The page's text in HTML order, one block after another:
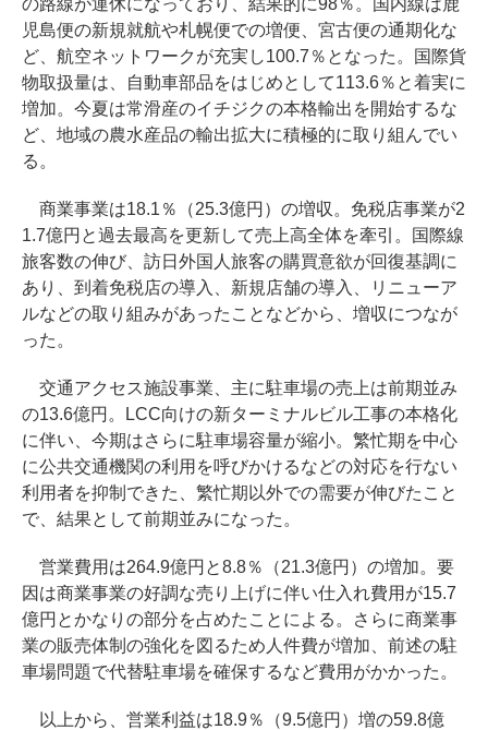
児島便の新規就航や札幌便での増便、宮古便の通期化な
ど、航空ネットワークが充実し100.7％となった。国際貨
物取扱量は、自動車部品をはじめとして113.6％と着実に
増加。今夏は常滑産のイチジクの本格輸出を開始するな
ど、地域の農水産品の輸出拡大に積極的に取り組んでい
る。
商業事業は18.1％（25.3億円）の増収。免税店事業が2
1.7億円と過去最高を更新して売上高全体を牽引。国際線
旅客数の伸び、訪日外国人旅客の購買意欲が回復基調に
あり、到着免税店の導入、新規店舗の導入、リニューア
ルなどの取り組みがあったことなどから、増収につなが
った。
交通アクセス施設事業、主に駐車場の売上は前期並み
の13.6億円。LCC向けの新ターミナルビル工事の本格化
に伴い、今期はさらに駐車場容量が縮小。繁忙期を中心
に公共交通機関の利用を呼びかけるなどの対応を行ない
利用者を抑制できた、繁忙期以外での需要が伸びたこと
で、結果として前期並みになった。
営業費用は264.9億円と8.8％（21.3億円）の増加。要
因は商業事業の好調な売り上げに伴い仕入れ費用が15.7
億円とかなりの部分を占めたことによる。さらに商業事
業の販売体制の強化を図るため人件費が増加、前述の駐
車場問題で代替駐車場を確保するなど費用がかかった。
以上から、営業利益は18.9％（9.5億円）増の59.8億